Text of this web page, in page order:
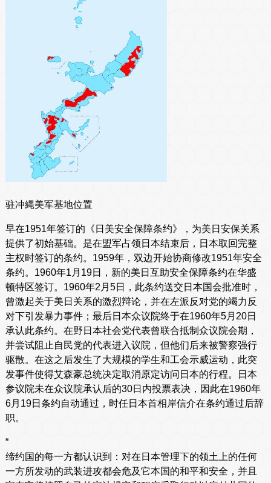
驻冲縄美军基地位置
早在1951年签订的《日美安全保障条约》，为美日安保关系
提供了初始基础。是在盟军占领日本结束后，日本取回完整
主权时签订的条约。1959年，双边开始协商修改1951年安全
条约。1960年1月19日，新的美日互助安全保障条约在华盛
顿特区签订。1960年2月5日，此条约送交日本国会批准时，
曾激起关于美日关系的激烈辩论，并在左派反对党的竭力反
对下引发暴力事件；最后日本众议院终于在1960年5月20日
承认此条约。在野日本社会党代表曾联合抵制众议院会期，
并尝试阻止自民党的代表进入议院，但他们后来被警察强行
驱散。在这之后发生了大规模的学生和工会示威运动，此突
发事件使得艾森豪总统决定取消原定访问日本的行程。日本
参议院未在众议院承认后的30日内投票表决，因此在1960年
6月19日条约自动通过，时任日本首相岸信介在条约通过后辞
职。
“
缔约国的每一方都认识到：对在日本管理下的领土上的任何
一方所发动的武装进攻都会危及它本国的和平和安全，并且